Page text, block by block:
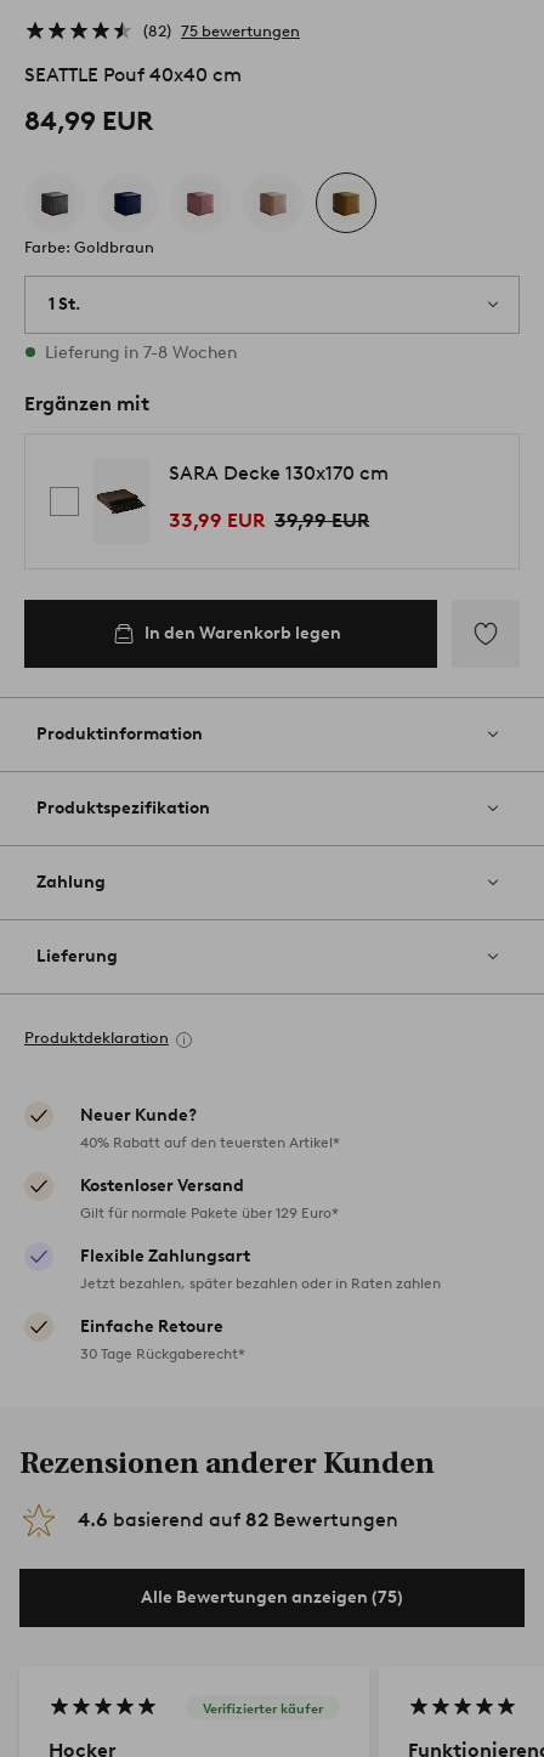
82 75 bewertungen
SEATTLE Pouf 40x40 cm
84,99 EUR
Farbe: Goldbraun
1 St.
Vorrätig
Lieferung in 7-8 Wochen
Ergänzen mit
SARA Decke 130x170 cm
33,99 EUR 39,99 EUR
In den Warenkorb legen
Favoriten
Produktinformation
Produktspezifikation
Zahlung
Lieferung
Produktdeklaration
Neuer Kunde?
40% Rabatt auf den teuersten Artikel*
Kostenloser Versand
Gilt für normale Pakete über 129 Euro*
Flexible Zahlungsart
Jetzt bezahlen, später bezahlen oder in Raten zahlen
Einfache Retoure
30 Tage Rückgaberecht*
Rezensionen anderer Kunden
4.6 basierend auf 82 Bewertungen
Alle Bewertungen anzeigen (75)
Verifizierter käufer
Hocker